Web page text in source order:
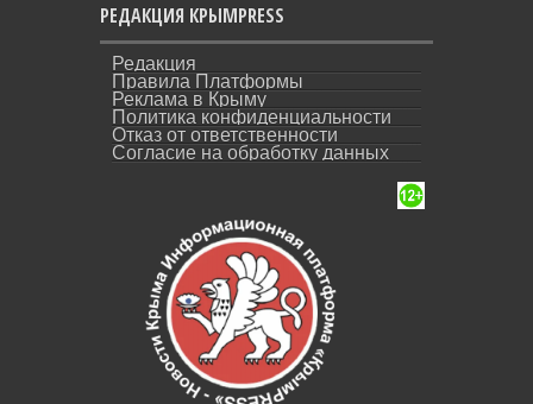
РЕДАКЦИЯ КРЫМPRESS
Редакция
Правила Платформы
Реклама в Крыму
Политика конфиденциальности
Отказ от ответственности
Согласие на обработку данных